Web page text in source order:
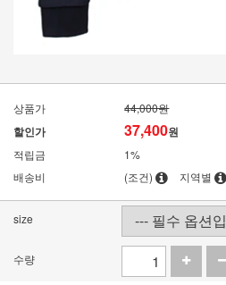
상품가 44,000원
할인가 37,400원
적립금
1%
배송비
(조건) 지역별
size
수량